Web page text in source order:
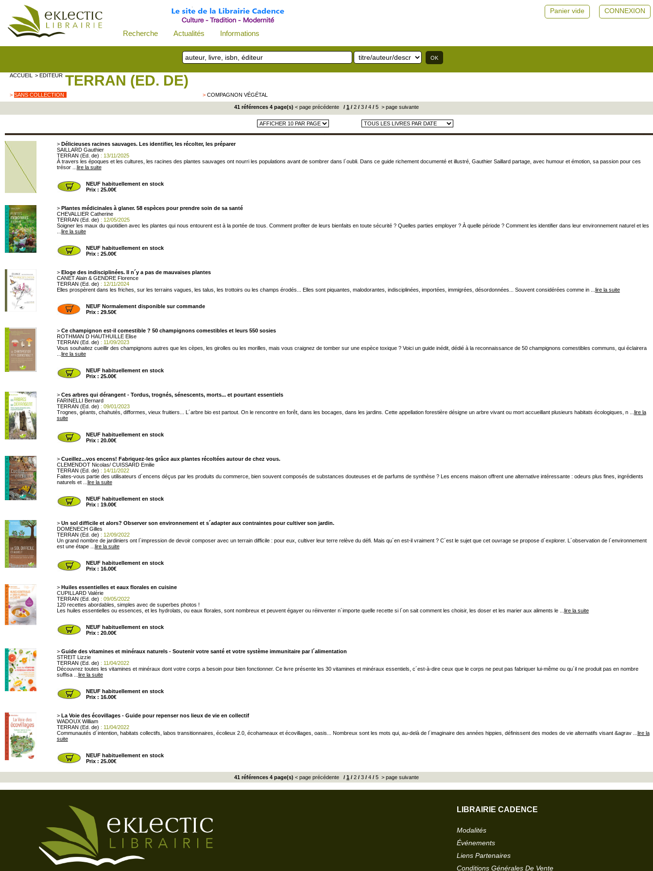
Recherche Actualités Informations
CONNEXION
Panier vide
ACCUEIL > EDITEUR TERRAN (ED. DE)
> SANS COLLECTION >COMPAGNON VÉGÉTAL
41 références 4 page(s) < page précédente / 1 / 2 / 3 / 4 / 5 > page suivante
> Délicieuses racines sauvages. Les identifier, les récolter, les préparer
SAILLARD Gauthier
TERRAN (Ed. de) : 13/11/2025
À travers les époques et les cultures, les racines des plantes sauvages ont nourri les populations avant de sombrer dans l´oubli. Dans ce guide richement documenté et illustré, Gauthier Saillard partage, avec humour et émotion, sa passion pour ces
trésor ... lire la suite
NEUF habituellement en stock
Prix : 25.00€
> Plantes médicinales à glaner. 58 espèces pour prendre soin de sa santé
CHEVALLIER Catherine
TERRAN (Ed. de) : 12/05/2025
Soigner les maux du quotidien avec les plantes qui nous entourent est à la portée de tous. Comment profiter de leurs bienfaits en toute sécurité ? Quelles parties employer ? À quelle période ? Comment les identifier dans leur environnement naturel et les
lire la suite
NEUF habituellement en stock
Prix : 25.00€
> Eloge des indisciplinées. Il n´y a pas de mauvaises plantes
CANET Alain & GENDRE Florence
TERRAN (Ed. de) : 12/11/2024
Elles prospèrent dans les friches, sur les terrains vagues, les talus, les trottoirs ou les champs érodés... Elles sont piquantes, malodorantes, indisciplinées, importées, immigrées, désordonnées... Souvent considérées comme in ... lire la suite
NEUF Normalement disponible sur commande
Prix : 29.50€
> Ce champignon est-il comestible ? 50 champignons comestibles et leurs 550 sosies
ROTHMAN D HAUTHUILLE Elise
TERRAN (Ed. de) : 11/09/2023
Vous souhaitez cueillir des champignons autres que les cèpes, les girolles ou les morilles, mais vous craignez de tomber sur une espèce toxique ? Voici un guide inédit, dédié à la reconnaissance de 50 champignons comestibles communs, qui éclairera
lire la suite
NEUF habituellement en stock
Prix : 25.00€
> Ces arbres qui dérangent - Tordus, trognés, sénescents, morts... et pourtant essentiels
FARINELLI Bernard
TERRAN (Ed. de) : 09/01/2023
Trognes, géants, chahutés, difformes, vieux fruitiers... L´arbre bio est partout. On le rencontre en forêt, dans les bocages, dans les jardins. Cette appellation forestière désigne un arbre vivant ou mort accueillant plusieurs habitats écologiques, n ... lire la
suite
NEUF habituellement en stock
Prix : 20.00€
> Cueillez...vos encens! Fabriquez-les grâce aux plantes récoltées autour de chez vous.
CLEMENDOT Nicolas/ CUISSARD Emilie
TERRAN (Ed. de) : 14/11/2022
Faites-vous partie des utilisateurs d´encens déçus par les produits du commerce, bien souvent composés de substances douteuses et de parfums de synthèse ? Les encens maison offrent une alternative intéressante : odeurs plus fines, ingrédients
naturels et ... lire la suite
NEUF habituellement en stock
Prix : 19.00€
> Un sol difficile et alors? Observer son environnement et s´adapter aux contraintes pour cultiver son jardin.
DOMENECH Gilles
TERRAN (Ed. de) : 12/09/2022
Un grand nombre de jardiniers ont l´impression de devoir composer avec un terrain difficile : pour eux, cultiver leur terre relève du défi. Mais qu´en est-il vraiment ? C´est le sujet que cet ouvrage se propose d´explorer. L´observation de l´environnement
est une étape ... lire la suite
NEUF habituellement en stock
Prix : 16.00€
> Huiles essentielles et eaux florales en cuisine
CUPILLARD Valérie
TERRAN (Ed. de) : 09/05/2022
120 recettes abordables, simples avec de superbes photos !
Les huiles essentielles ou essences, et les hydrolats, ou eaux florales, sont nombreux et peuvent égayer ou réinventer n´importe quelle recette si l´on sait comment les choisir, les doser et les marier aux aliments le ... lire la suite
NEUF habituellement en stock
Prix : 20.00€
> Guide des vitamines et minéraux naturels - Soutenir votre santé et votre système immunitaire par l´alimentation
STREIT Lizzie
TERRAN (Ed. de) : 11/04/2022
Découvrez toutes les vitamines et minéraux dont votre corps a besoin pour bien fonctionner. Ce livre présente les 30 vitamines et minéraux essentiels, c´est-à-dire ceux que le corps ne peut pas fabriquer lui-même ou qu´il ne produit pas en nombre
suffisa ... lire la suite
NEUF habituellement en stock
Prix : 16.00€
> La Voie des écovillages - Guide pour repenser nos lieux de vie en collectif
WADOUX William
TERRAN (Ed. de) : 11/04/2022
Communautés d´intention, habitats collectifs, labos transitionnaires, écolieux 2.0, écohameaux et écovillages, oasis... Nombreux sont les mots qui, au-delà de l´imaginaire des années hippies, définissent des modes de vie alternatifs visant &agrav ... lire la
suite
NEUF habituellement en stock
Prix : 25.00€
41 références 4 page(s) < page précédente / 1 / 2 / 3 / 4 / 5 > page suivante
LIBRAIRIE CADENCE
Modalités
Événements
Liens Partenaires
Conditions Générales De Vente